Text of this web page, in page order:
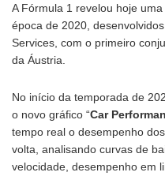
A Fórmula 1 revelou hoje
época de 2020,
Services, com o primeiro
da Áustria.
No início da temporada de
o novo gráfico “Car
tempo real o desempenho
volta, analisando curvas de
velocidade, desempenho em